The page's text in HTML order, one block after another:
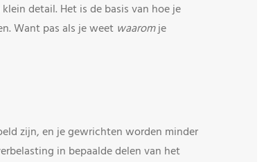
detail. Het is de basis van hoe je
Want pas als je weet waaromje
zijn, en je gewrichten worden minder
in bepaalde delen van het